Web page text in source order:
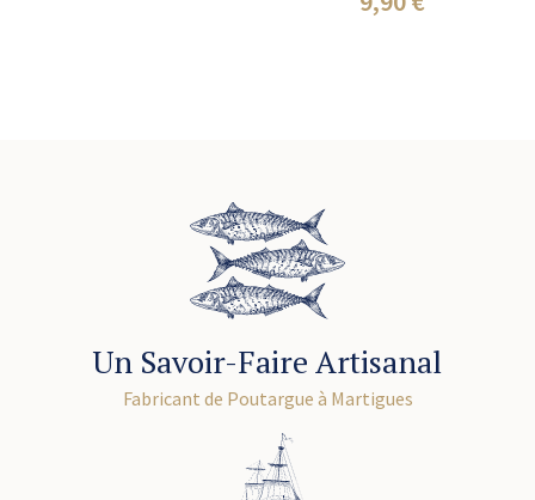
Un Savoir-Faire Artisanal
Fabricant de Poutargue à Martigues